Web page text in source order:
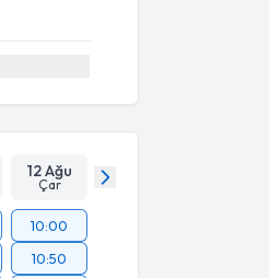
12 Ağu
Çar
10:00
10:50